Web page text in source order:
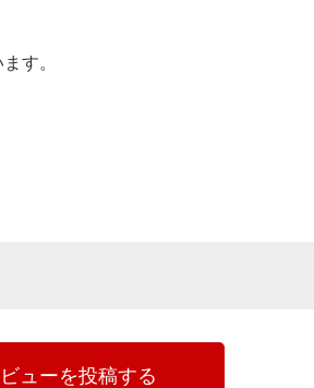
す。
ューを投稿する